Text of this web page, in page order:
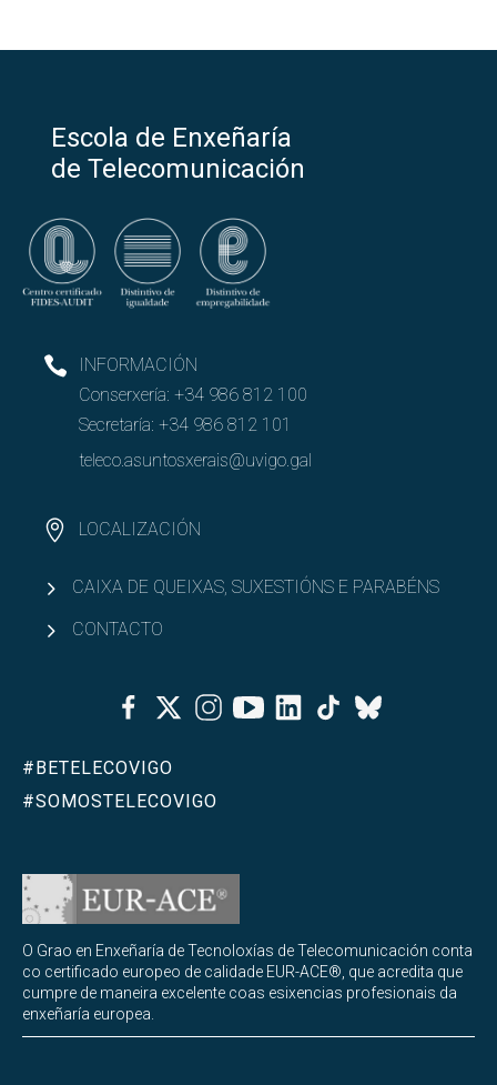
Escola de Enxeñaría
de Telecomunicación
INFORMACIÓN
Conserxería: +34 986 812 100
Secretaría: +34 986 812 101
teleco.asuntosxerais@uvigo.gal
LOCALIZACIÓN
CAIXA DE QUEIXAS, SUXESTIÓNS E PARABÉNS
CONTACTO
FacebookTwitterInstagramYoutubeLinkedinTiktok
Bluesky
#BETELECOVIGO
#SOMOSTELECOVIGO
O Grao en Enxeñaría de Tecnoloxías de Telecomunicación conta
co certificado europeo de calidade EUR-ACE®, que acredita que
cumpre de maneira excelente coas esixencias profesionais da
enxeñaría europea.